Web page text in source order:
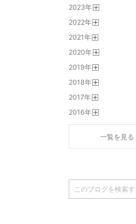
2023年
2022年
2021年
2020年
2019年
2018年
2017年
2016年
一覧を見る